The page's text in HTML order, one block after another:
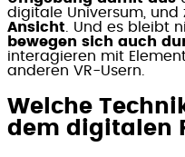
digitale Universum, und
Ansicht. Und es bleibt
bewegen sich auch
interagieren mit
anderen VR-Usern.
Welche
dem digitalen